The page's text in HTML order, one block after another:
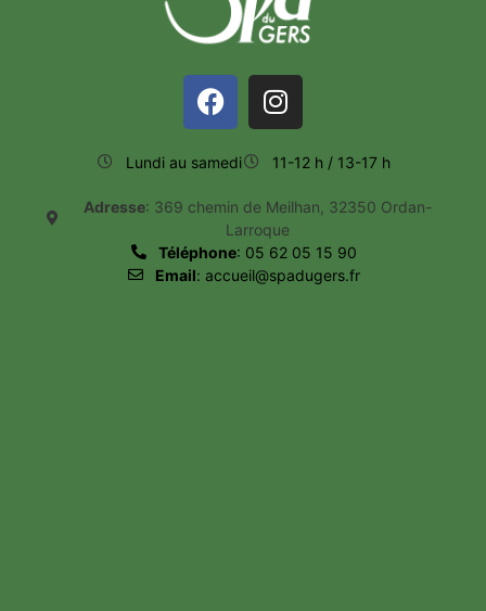
Lundi au samedi 11-12 h / 13-17 h
Adresse: 369 chemin de Meilhan, 32350 Ordan-
Larroque
Téléphone: 05 62 05 15 90
Email: accueil@spadugers.fr